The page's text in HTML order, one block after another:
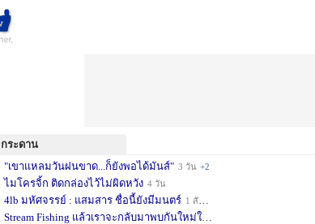
กระดาน
"เขาแหลมวันฝนขาด...ก็ยังพอได้มันส์" 3 วัน +2
ไมโครจิ้ก ติดกล่องไว้ไม่ผิดหวัง 4 วัน
4lb มหัศจรรย์ : แสมสาร ชื่อนี้ยังมีมนตร์ 1 สัปดาห์
Stream Fishing แล้วเราจะกลับมาพบกันใหม่ใ